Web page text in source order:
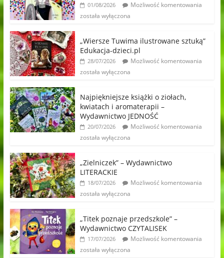
01/08/2026
Możliwość komentowania
została wyłączona
„Wiersze Tuwima ilustrowane sztuką”
Edukacja-dzieci.pl
28/07/2026
Możliwość komentowania
została wyłączona
Najpiękniejsze książki o ziołach,
kwiatach i aromaterapii –
Wydawnictwo JEDNOŚĆ
20/07/2026
Możliwość komentowania
została wyłączona
„Zielniczek” – Wydawnictwo
LITERACKIE
18/07/2026
Możliwość komentowania
została wyłączona
„Titek poznaje przedszkole” –
Wydawnictwo CZYTALISEK
17/07/2026
Możliwość komentowania
została wyłączona